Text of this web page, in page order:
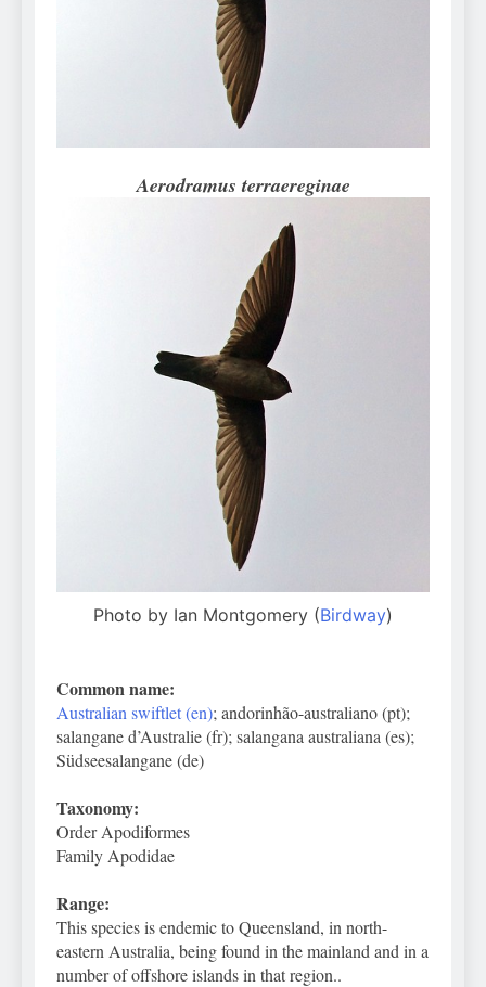
Can Bulldogs Play Fetch?
And How to Train Them!
7 Năm Ago
How Often Do I Need to
Groom My Bulldog
7 Năm Ago
Aerodramus terraereginae
Photo by Ian Montgomery (Birdway)
Common name:
Australian swiftlet (en); andorinhão-australiano (pt);
salangane d’Australie (fr); salangana australiana (es);
Südseesalangane (de)
Taxonomy:
Order Apodiformes
Family Apodidae
Range:
This species is endemic to Queensland, in north-
eastern Australia, being found in the mainland and in a
number of offshore islands in that region..